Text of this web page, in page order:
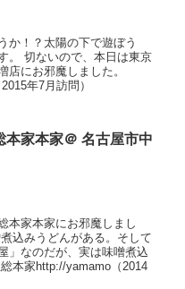
か！？太陽の下で遊ぼう
。 切ないので、本日は東京
店にお邪魔しました。
年7月訪問）
本家本家＠ 名古屋市中
本家本家にお邪魔しまし
込みうどんがある。そして
」なのだが、実は味噌煮込
本家http://yamamo（2014